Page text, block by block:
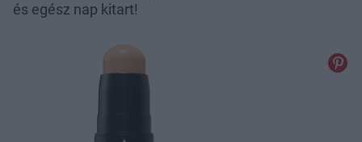
és egész nap kitart!